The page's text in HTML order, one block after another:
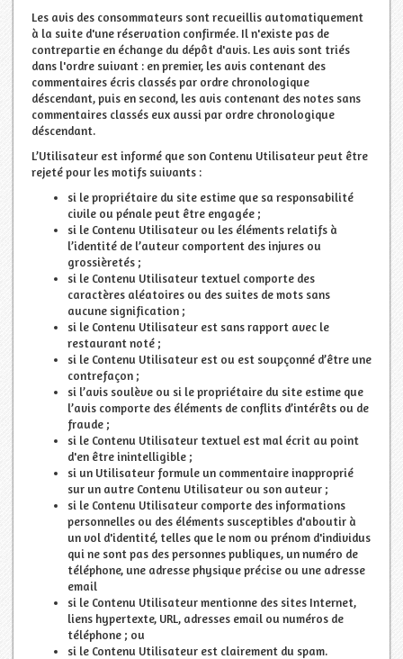
Les avis des consommateurs sont recueillis automatiquement
à la suite d'une réservation confirmée. Il n'existe pas de
contrepartie en échange du dépôt d'avis. Les avis sont triés
dans l'ordre suivant : en premier, les avis contenant des
commentaires écris classés par ordre chronologique
déscendant, puis en second, les avis contenant des notes sans
commentaires classés eux aussi par ordre chronologique
déscendant.
L’Utilisateur est informé que son Contenu Utilisateur peut être
rejeté pour les motifs suivants :
si le propriétaire du site estime que sa responsabilité
civile ou pénale peut être engagée ;
si le Contenu Utilisateur ou les éléments relatifs à
l’identité de l’auteur comportent des injures ou
grossièretés ;
si le Contenu Utilisateur textuel comporte des
caractères aléatoires ou des suites de mots sans
aucune signification ;
si le Contenu Utilisateur est sans rapport avec le
restaurant noté ;
si le Contenu Utilisateur est ou est soupçonné d’être une
contrefaçon ;
si l’avis soulève ou si le propriétaire du site estime que
l’avis comporte des éléments de conflits d’intérêts ou de
fraude ;
si le Contenu Utilisateur textuel est mal écrit au point
d'en être inintelligible ;
si un Utilisateur formule un commentaire inapproprié
sur un autre Contenu Utilisateur ou son auteur ;
si le Contenu Utilisateur comporte des informations
personnelles ou des éléments susceptibles d'aboutir à
un vol d'identité, telles que le nom ou prénom d'individus
qui ne sont pas des personnes publiques, un numéro de
téléphone, une adresse physique précise ou une adresse
email
si le Contenu Utilisateur mentionne des sites Internet,
liens hypertexte, URL, adresses email ou numéros de
téléphone ; ou
si le Contenu Utilisateur est clairement du spam.